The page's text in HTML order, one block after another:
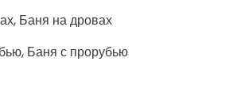
Баня на дровах
Баня с прорубью